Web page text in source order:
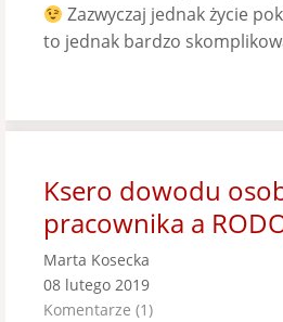
Zazwyczaj jednak życie
to jednak bardzo
Ksero dowodu
pracownika a
Marta Kosecka
08 lutego 2019
Komentarze (1)